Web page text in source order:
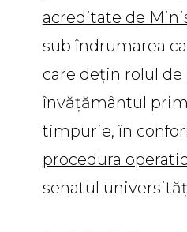
acreditate de
sub îndrumarea
care dețin rolul
învățământul
timpurie, în
procedura
senatul